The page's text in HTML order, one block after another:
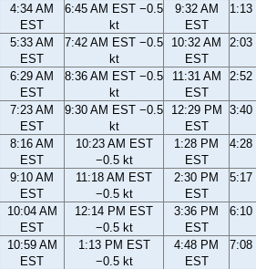
4:34 AM
EST
6:45 AM EST −0.5
kt
9:32 AM
EST
5:33 AM
EST
7:42 AM EST −0.5
kt
10:32 AM
EST
6:29 AM
EST
8:36 AM EST −0.5
kt
11:31 AM
EST
7:23 AM
EST
9:30 AM EST −0.5
kt
12:29 PM
EST
3:40
8:16 AM
EST
10:23 AM EST
−0.5 kt
1:28 PM
EST
4:28
9:10 AM
EST
11:18 AM EST
−0.5 kt
2:30 PM
EST
5:17
10:04 AM
EST
12:14 PM EST
−0.5 kt
3:36 PM
EST
6:10
10:59 AM
EST
1:13 PM EST
−0.5 kt
4:48 PM
EST
7:08